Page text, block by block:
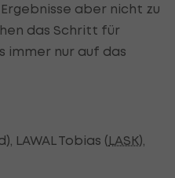
aber nicht zu
das Schritt für
immer nur auf das
LAWAL Tobias (LASK),